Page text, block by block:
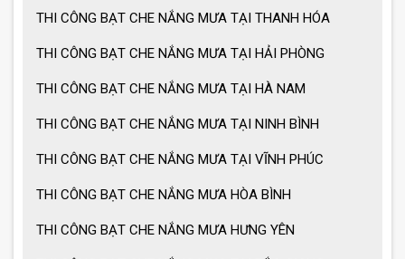
Cách chọn ô dù che nắng mưa
Ô dù che nắng mưa giá tốt
THI CÔNG BẠT CHE NẮNG MƯA TẠI THANH HÓA
THI CÔNG BẠT CHE NẮNG MƯA TẠI HẢI PHÒNG
THI CÔNG BẠT CHE NẮNG MƯA TẠI HÀ NAM
THI CÔNG BẠT CHE NẮNG MƯA TẠI NINH BÌNH
THI CÔNG BẠT CHE NẮNG MƯA TẠI VĨNH PHÚC
THI CÔNG BẠT CHE NẮNG MƯA HÒA BÌNH
THI CÔNG BẠT CHE NẮNG MƯA HƯNG YÊN